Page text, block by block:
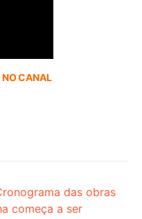
CANAL
das obras
começa a ser